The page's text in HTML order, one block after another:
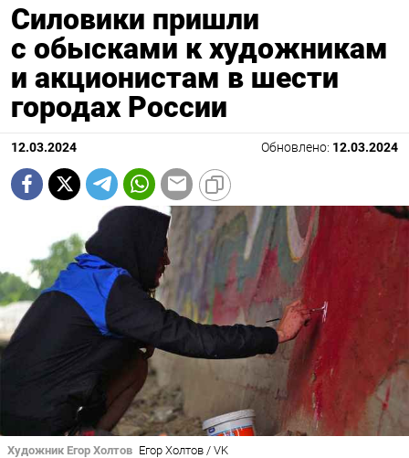
Силовики пришли
с обысками к художникам
и акционистам в шести
городах России
12.03.2024 Обновлено: 12.03.2024
Художник Егор Холтов Егор Холтов / VK